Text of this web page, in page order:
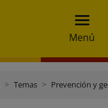
Menú
Temas Prevención y